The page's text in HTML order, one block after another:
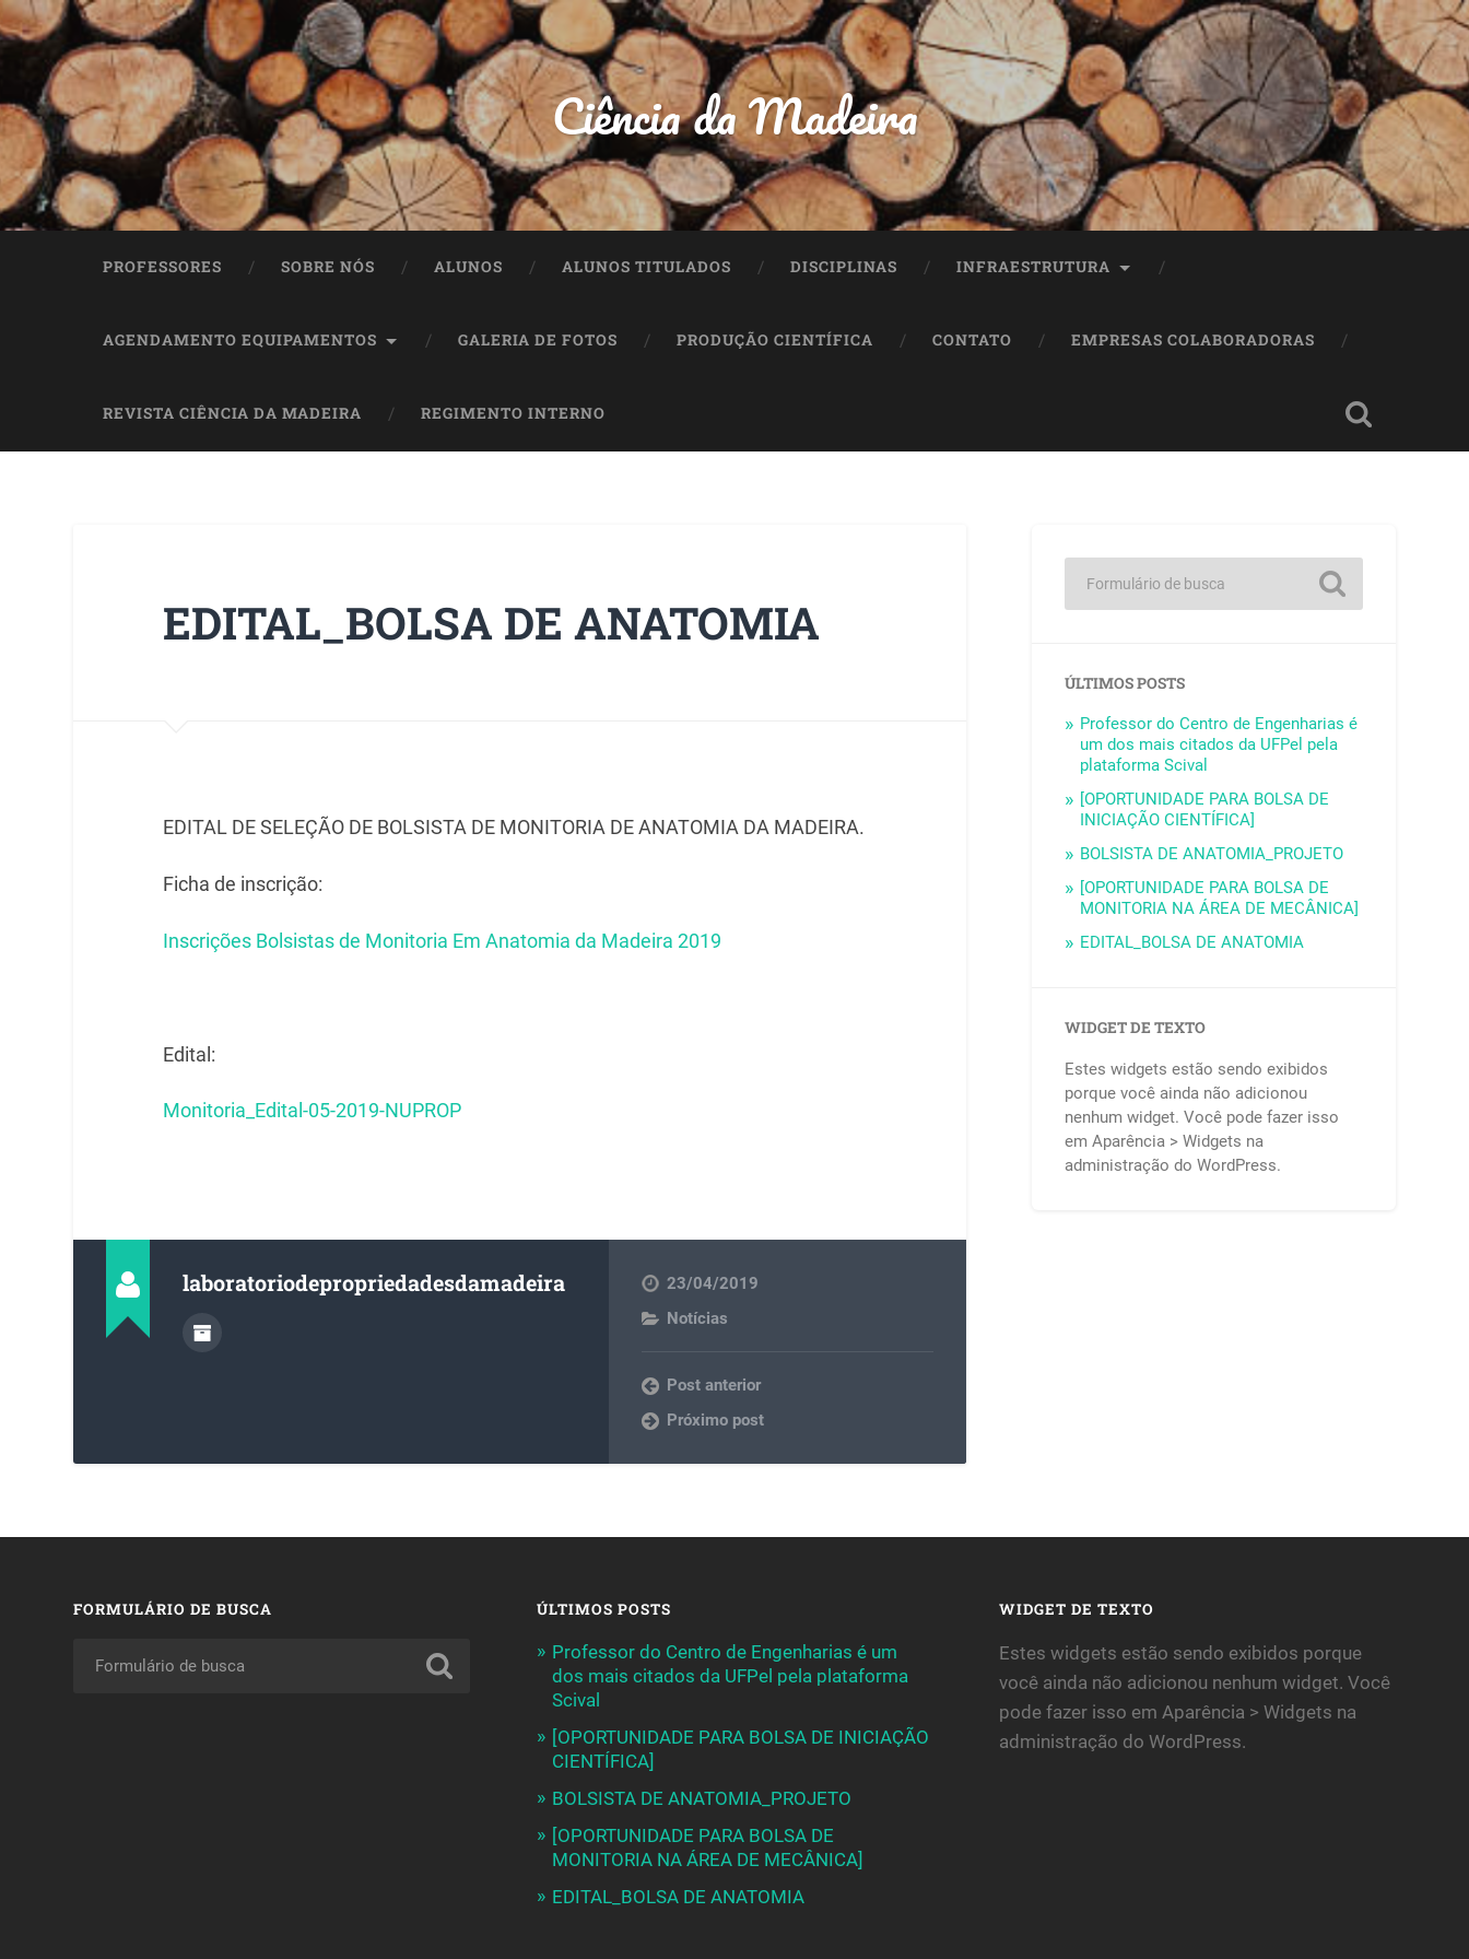
Ciência da Madeira
PROFESSORES SOBRE NÓS ALUNOS ALUNOS TITULADOS DISCIPLINAS INFRAESTRUTURA
AGENDAMENTO EQUIPAMENTOS GALERIA DE FOTOS PRODUÇÃO CIENTÍFICA CONTATO EMPRESAS COLABORADORAS
REVISTA CIÊNCIA DA MADEIRA REGIMENTO INTERNO
EDITAL_BOLSA DE ANATOMIA
EDITAL DE SELEÇÃO DE BOLSISTA DE MONITORIA DE ANATOMIA DA MADEIRA.
Ficha de inscrição:
Inscrições Bolsistas de Monitoria Em Anatomia da Madeira 2019
Edital:
Monitoria_Edital-05-2019-NUPROP
laboratoriodepropriedadesdamadeira
23/04/2019
Notícias
Post anterior
Próximo post
ÚLTIMOS POSTS
Professor do Centro de Engenharias é
um dos mais citados da UFPel pela
plataforma Scival
[OPORTUNIDADE PARA BOLSA DE
INICIAÇÃO CIENTÍFICA]
BOLSISTA DE ANATOMIA_PROJETO
[OPORTUNIDADE PARA BOLSA DE
MONITORIA NA ÁREA DE MECÂNICA]
EDITAL_BOLSA DE ANATOMIA
WIDGET DE TEXTO
Estes widgets estão sendo exibidos
porque você ainda não adicionou
nenhum widget. Você pode fazer isso
em Aparência > Widgets na
administração do WordPress.
FORMULÁRIO DE BUSCA ÚLTIMOS POSTS
Professor do Centro de Engenharias é um
dos mais citados da UFPel pela plataforma
Scival
[OPORTUNIDADE PARA BOLSA DE INICIAÇÃO
CIENTÍFICA]
BOLSISTA DE ANATOMIA_PROJETO
[OPORTUNIDADE PARA BOLSA DE
MONITORIA NA ÁREA DE MECÂNICA]
EDITAL_BOLSA DE ANATOMIA
WIDGET DE TEXTO
Estes widgets estão sendo exibidos porque
você ainda não adicionou nenhum widget. Você
pode fazer isso em Aparência > Widgets na
administração do WordPress.